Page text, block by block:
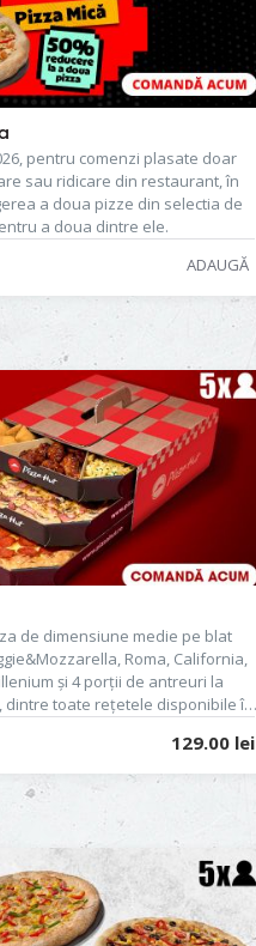
pentru comenzi plasate doar
sau ridicare din restaurant, în
a doua pizze din selectia de
a doua dintre ele.
ADAUGĂ
de dimensiune medie pe blat
Roma, California,
și 4 porții de antreuri la
dintre toate rețetele disponibile în
Rolls, Garlic Bread, Mozzarella
Prețul de 129.00 lei
produse: 2 pizza, 8 aripioare
Fries, 1 porție de Cheese Pillows
din imagine este cu titlu de
129.00 lei